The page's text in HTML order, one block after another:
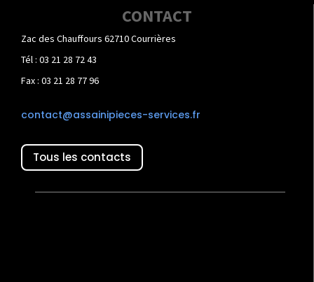
CONTACT
Zac des Chauffours 62710 Courrières
Tél : 03 21 28 72 43
Fax : 03 21 28 77 96
contact@assainipieces-services.fr
Tous les contacts